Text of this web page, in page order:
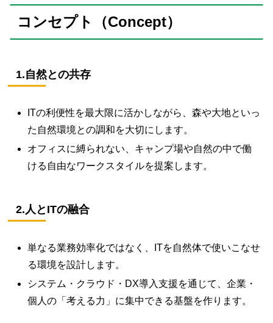
コンセプト（Concept）
1.自然との共存
ITの利便性を最大限に活かしながら、森や大地といっ
た自然環境との調和を大切にします。
オフィスに縛られない、キャンプ場や自然の中で働
ける自由なワークスタイルを提案します。
2.人とITの融合
単なる業務効率化ではなく、ITを自然体で使いこなせ
る環境を設計します。
システム・クラウド・DX導入支援を通じて、企業・
個人の「考える力」に集中できる基盤を作ります。